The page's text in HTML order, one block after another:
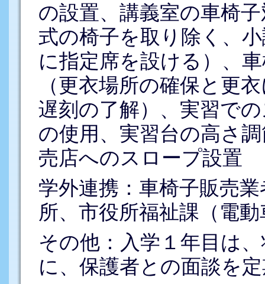
の設置、講義室の車椅
式の椅子を取り除く、
に指定席を設ける）、
（更衣場所の確保と更
遅刻の了解）、実習で
の使用、実習台の高さ
売店へのスロープ設置
学外連携：車椅子販売
所、市役所福祉課（電
その他：入学１年目は
に、保護者との面談を